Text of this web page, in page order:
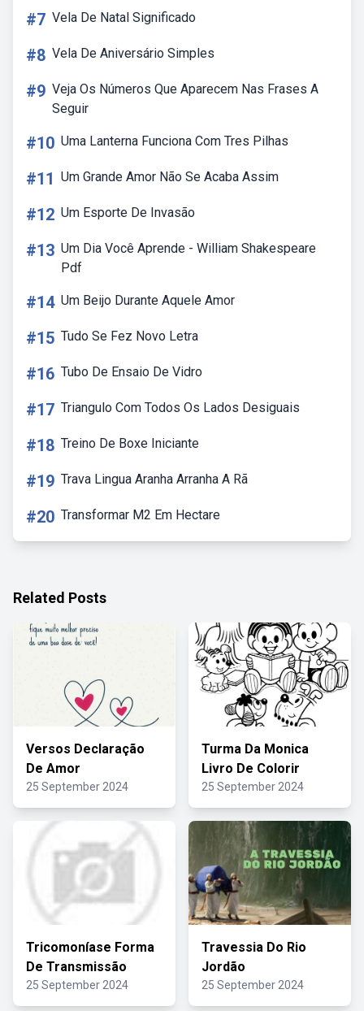
#7 Vela De Natal Significado
#8 Vela De Aniversário Simples
#9 Veja Os Números Que Aparecem Nas Frases A
Seguir
#10 Uma Lanterna Funciona Com Tres Pilhas
#11 Um Grande Amor Não Se Acaba Assim
#12 Um Esporte De Invasão
#13 Um Dia Você Aprende - William Shakespeare
Pdf
#14 Um Beijo Durante Aquele Amor
#15 Tudo Se Fez Novo Letra
#16 Tubo De Ensaio De Vidro
#17 Triangulo Com Todos Os Lados Desiguais
#18 Treino De Boxe Iniciante
#19 Trava Lingua Aranha Arranha A Rã
#20 Transformar M2 Em Hectare
Related Posts
Versos Declaração
De Amor
25 September 2024
Turma Da Monica
Livro De Colorir
25 September 2024
Tricomoníase Forma
De Transmissão
25 September 2024
Travessia Do Rio
Jordão
25 September 2024